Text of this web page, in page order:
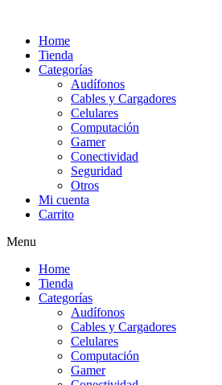
contenidoHome
Tienda
Categorías
Audífonos
Cables y Cargadores
Celulares
Computación
Gamer
Conectividad
Seguridad
Otros
Mi cuenta
Carrito
Menu
Home
Tienda
Categorías
Audífonos
Cables y Cargadores
Celulares
Computación
Gamer